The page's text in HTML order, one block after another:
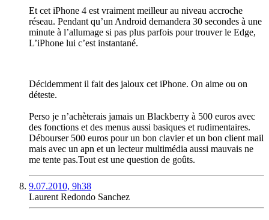
Et cet iPhone 4 est vraiment meilleur au niveau accroche
réseau. Pendant qu’un Android demandera 30 secondes à une
minute à l’allumage si pas plus parfois pour trouver le Edge,
L’iPhone lui c’est instantané.
Décidemment il fait des jaloux cet iPhone. On aime ou on
déteste.
Perso je n’achèterais jamais un Blackberry à 500 euros avec
des fonctions et des menus aussi basiques et rudimentaires.
Débourser 500 euros pour un bon clavier et un bon client mail
mais avec un apn et un lecteur multimédia aussi mauvais ne
me tente pas.Tout est une question de goûts.
9.07.2010, 9h38
Laurent Redondo Sanchez